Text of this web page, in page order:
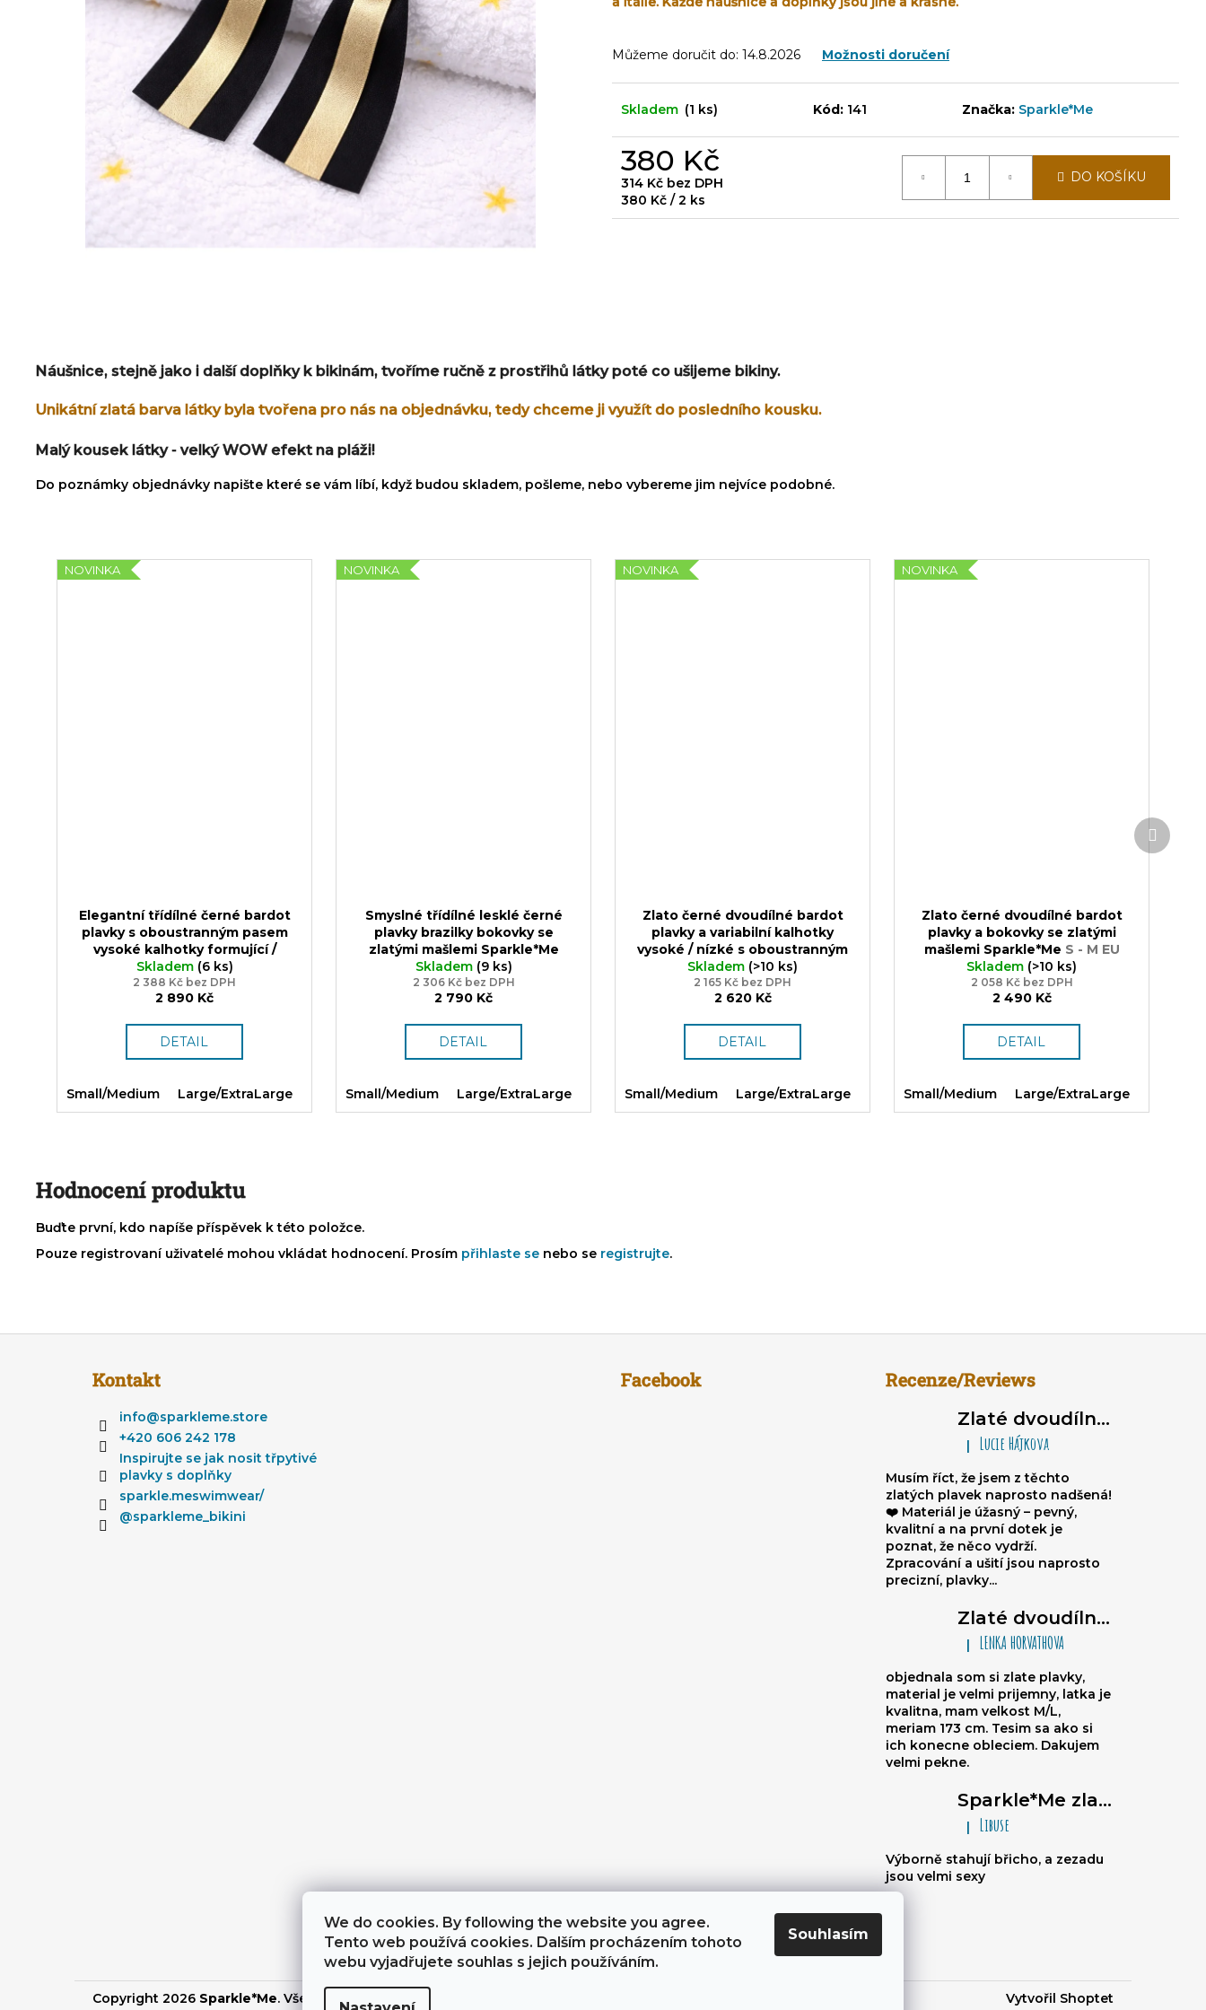
We do cookies. By following the website you agree.
Tento web používá cookies. Dalším procházením tohoto
webu vyjadřujete souhlas s jejich používáním.
Souhlasím
Můžeme doručit do: 14.8.2026 Možnosti doručení
Skladem (1 ks) Kód: 141 Značka: Sparkle*Me
380 Kč
314 Kč bez DPH
Měrná
cena:
380 Kč / 2 ks
DO KOŠÍKU
Náušnice, stejně jako i další doplňky k bikinám, tvoříme ručně z prostřihů látky poté co ušijeme bikiny.
Unikátní zlatá barva látky byla tvořena pro nás na objednávku, tedy chceme ji využít do posledního kousku.
Malý kousek látky - velký WOW efekt na pláži!
Do poznámky objednávky napište které se vám líbí, když budou skladem, pošleme, nebo vybereme jim nejvíce podobné.
NOVINKA
Elegantní třídílné černé bardot
plavky s oboustranným pasem
vysoké kalhotky formující /
bokovky se zlatým lemem
Sparkle*MeEU 36, 38, 40, 42, 44
Skladem (6 ks)
2 388 Kč bez DPH
2 890 Kč
DETAIL
Small/Medium Large/ExtraLarge
NOVINKA
Smyslné třídílné lesklé černé
plavky brazilky bokovky se
zlatými mašlemi Sparkle*Me
Kvalitní lesklá plavkovina z Itálie
Skladem (9 ks)
2 306 Kč bez DPH
2 790 Kč
DETAIL
Small/Medium Large/ExtraLarge
NOVINKA
Zlato černé dvoudílné bardot
plavky a variabilní kalhotky
vysoké / nízké s oboustranným
pasem Sparkle*MeS-XL, Luxusní
lesklá plavkovina z Itálie, Dárek
Skladem (>10 ks)
2 165 Kč bez DPH
2 620 Kč
DETAIL
Small/Medium Large/ExtraLarge
NOVINKA
Zlato černé dvoudílné bardot
plavky a bokovky se zlatými
mašlemi Sparkle*Me S - M EU
34,36,38, L - XL EU 40,42,44,
Dárek
Skladem (>10 ks)
2 058 Kč bez DPH
2 490 Kč
DETAIL
Small/Medium Large/ExtraLarge
Další
Hodnocení produktu
Buďte první, kdo napíše příspěvek k této položce.
Pouze registrovaní uživatelé mohou vkládat hodnocení. Prosím přihlaste se nebo se registrujte.
Kontakt
info@sparkleme.store
+420 606 242 178
Inspirujte se jak nosit třpytivé
plavky s doplňky
sparkle.meswimwear/
@sparkleme_bikini
Facebook Recenze/Reviews
Zlaté dvoudílné dámské plavky brazilky - trojúhelníkové bikiny na zavazování, nařasené brazilky
Hodnocení produktu je 5 z 5
| Lucie Hájkova
Musím říct, že jsem z těchto
zlatých plavek naprosto nadšená!
❤️ Materiál je úžasný – pevný,
kvalitní a na první dotek je
poznat, že něco vydrží.
Zpracování a ušití jsou naprosto
precizní, plavky...
Zlaté dvoudílné dámské plavky brazilky - trojúhelníkové bikiny na zavazování, nařasené brazilky
Hodnocení produktu je 5 z 5
| LENKA HORVATHOVA
objednala som si zlate plavky,
material je velmi prijemny, latka je
kvalitna, mam velkost M/L,
meriam 173 cm. Tesim sa ako si
ich konecne obleciem. Dakujem
velmi pekne.
Sparkle*Me zlato černé plavky vysoký pas - kalhotky brazilky s prošitím vzadu s možností ohybu na bokovky se zlatým lemem
Hodnocení produktu je 5 z 5
| Libuse
Výborně stahují břicho, a zezadu
jsou velmi sexy
About Sparkle*Me Obchodní podmínky a GDPR
Vytvořil Shoptet
Copyright 2026 Sparkle*Me. Všechna práva vyhrazena.